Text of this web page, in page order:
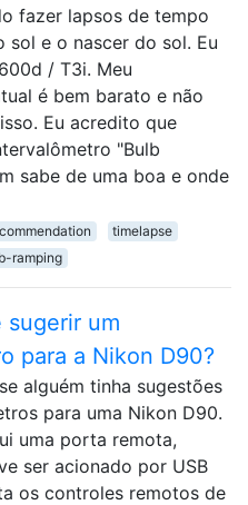
fazer lapsos de tempo
sol e o nascer do sol. Eu
/ T3i. Meu
é bem barato e não
Eu acredito que
"Bulb
sabe de uma boa e onde
timelapse
ramping
sugerir um
para a Nikon D90?
alguém tinha sugestões
para uma Nikon D90.
uma porta remota,
ser acionado por USB
os controles remotos de